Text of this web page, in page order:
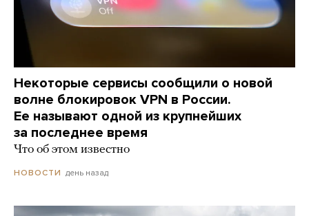
Некоторые сервисы сообщили о новой
волне блокировок VPN в России.
Ее называют одной из крупнейших
за последнее время
Что об этом известно
НОВОСТИ день назад